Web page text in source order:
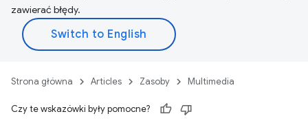
zawierać błędy.
Strona główna Articles Zasoby Multimedia
Czy te wskazówki były pomocne?